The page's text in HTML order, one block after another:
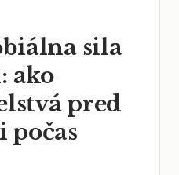
sila
ako
pred
počas